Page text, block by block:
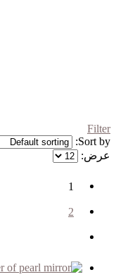
Filter
Sort by:
عرض:
1
2